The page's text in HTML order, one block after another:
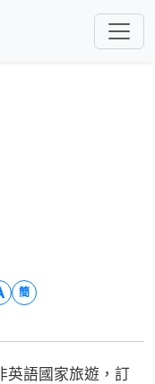
簡
語國家旅遊，訂